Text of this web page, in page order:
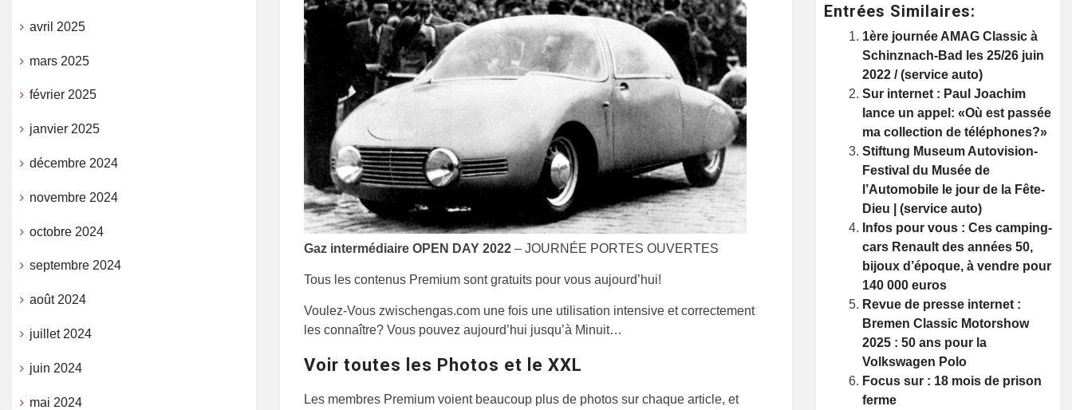
Gaz intermédiaire OPEN DAY 2022 – JOURNÉE PORTES OUVERTES
Tous les contenus Premium sont gratuits pour vous aujourd’hui!
Voulez-Vous zwischengas.com une fois une utilisation intensive et correctement
les connaître? Vous pouvez aujourd’hui jusqu’à Minuit…
Voir toutes les Photos et le XXL
Les membres Premium voient beaucoup plus de photos sur chaque article, et
Entrées Similaires:
1ère journée AMAG Classic à
Schinznach-Bad les 25/26 juin
2022 / (service auto)
Sur internet : Paul Joachim
lance un appel: «Où est passée
ma collection de téléphones?»
Stiftung Museum Autovision-
Festival du Musée de
l’Automobile le jour de la Fête-
Dieu | (service auto)
Infos pour vous : Ces camping-
cars Renault des années 50,
bijoux d’époque, à vendre pour
140 000 euros
Revue de presse internet :
Bremen Classic Motorshow
2025 : 50 ans pour la
Volkswagen Polo
Focus sur : 18 mois de prison
ferme
avril 2025
mars 2025
février 2025
janvier 2025
décembre 2024
novembre 2024
octobre 2024
septembre 2024
août 2024
juillet 2024
juin 2024
mai 2024